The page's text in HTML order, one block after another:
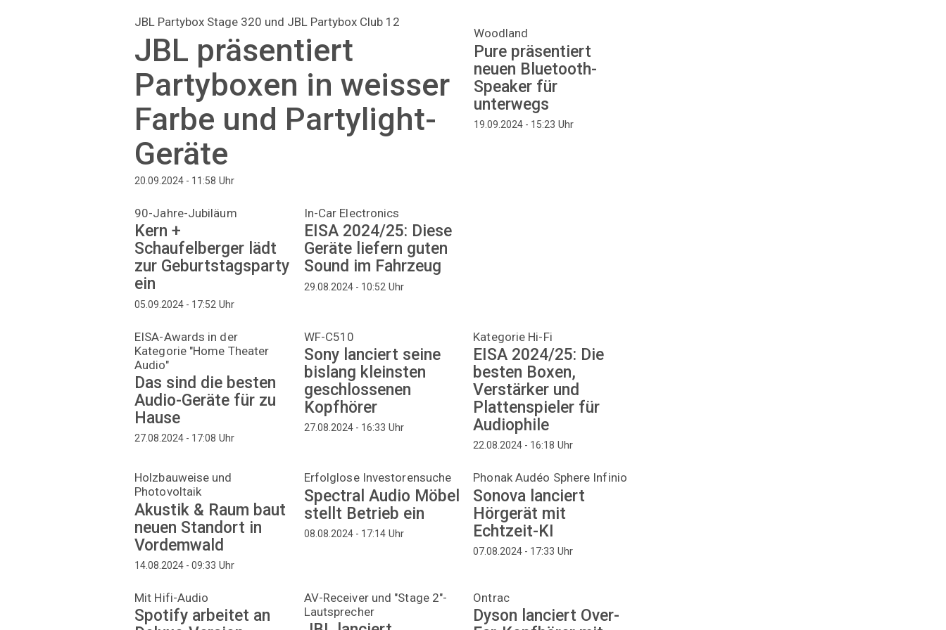
JBL Partybox Stage 320 und JBL Partybox Club 12
JBL präsentiert
Partyboxen in weisser
Farbe und Partylight-
Geräte
20.09.2024 - 11:58 Uhr
Woodland
Pure präsentiert
neuen Bluetooth-
Speaker für
unterwegs
19.09.2024 - 15:23 Uhr
90-Jahre-Jubiläum
Kern +
Schaufelberger lädt
zur Geburtstagsparty
ein
05.09.2024 - 17:52 Uhr
In-Car Electronics
EISA 2024/25: Diese
Geräte liefern guten
Sound im Fahrzeug
29.08.2024 - 10:52Uhr
EISA-Awards in der
Kategorie "Home Theater
Audio"
Das sind die besten
Audio-Geräte für zu
Hause
27.08.2024 - 17:08 Uhr
WF-C510
Sony lanciert seine
bislang kleinsten
geschlossenen
Kopfhörer
27.08.2024 - 16:33 Uhr
Kategorie Hi-Fi
EISA 2024/25: Die
besten Boxen,
Verstärker und
Plattenspieler für
Audiophile
22.08.2024 - 16:18 Uhr
Holzbauweise und
Photovoltaik
Akustik & Raum baut
neuen Standort in
Vordemwald
14.08.2024 - 09:33 Uhr
Erfolglose Investorensuche
Spectral Audio Möbel
stellt Betrieb ein
08.08.2024 - 17:14Uhr
Phonak Audéo Sphere Infinio
Sonova lanciert
Hörgerät mit
Echtzeit-KI
07.08.2024 - 17:33 Uhr
Mit Hifi-Audio
Spotify arbeitet an
AV-Receiver und "Stage 2"-
Lautsprecher
Ontrac
Dyson lanciert Over-